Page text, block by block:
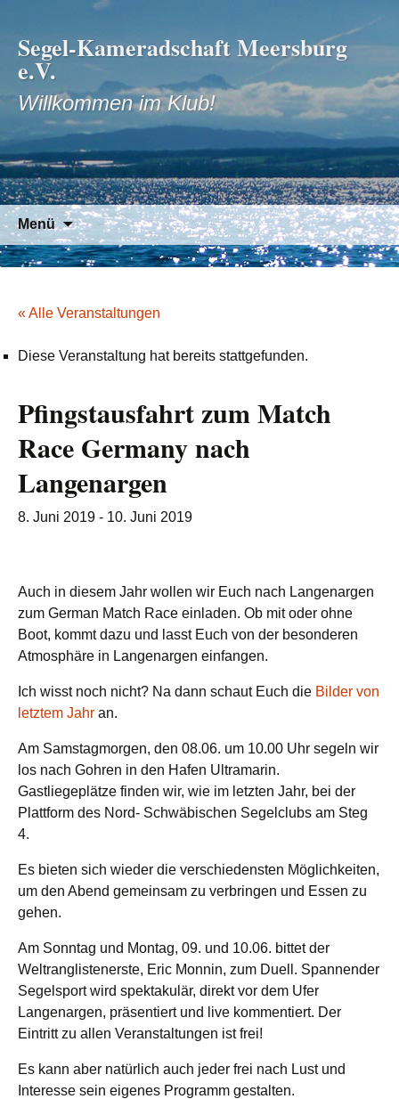
Segel-Kameradschaft Meersburg
e.V.
Willkommen im Klub!
Menü
Zum
Inhalt
springen
Suchen
nach:
« Alle Veranstaltungen
Diese Veranstaltung hat bereits stattgefunden.
Pfingstausfahrt zum Match
Race Germany nach
Langenargen
8. Juni 2019 - 10. Juni 2019
Auch in diesem Jahr wollen wir Euch nach Langenargen
zum German Match Race einladen. Ob mit oder ohne
Boot, kommt dazu und lasst Euch von der besonderen
Atmosphäre in Langenargen einfangen.
Ich wisst noch nicht? Na dann schaut Euch die Bilder von
letztem Jahr an.
Am Samstagmorgen, den 08.06. um 10.00 Uhr segeln wir
los nach Gohren in den Hafen Ultramarin.
Gastliegeplätze finden wir, wie im letzten Jahr, bei der
Plattform des Nord- Schwäbischen Segelclubs am Steg
4.
Es bieten sich wieder die verschiedensten Möglichkeiten,
um den Abend gemeinsam zu verbringen und Essen zu
gehen.
Am Sonntag und Montag, 09. und 10.06. bittet der
Weltranglistenerste, Eric Monnin, zum Duell. Spannender
Segelsport wird spektakulär, direkt vor dem Ufer
Langenargen, präsentiert und live kommentiert. Der
Eintritt zu allen Veranstaltungen ist frei!
Es kann aber natürlich auch jeder frei nach Lust und
Interesse sein eigenes Programm gestalten.